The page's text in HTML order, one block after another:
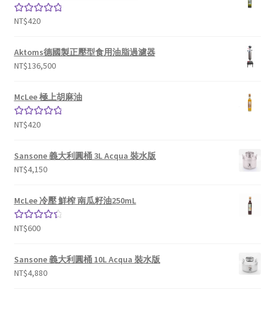
評分5.00
NT$420
Aktoms德國製正壓型食用油脂過濾器
NT$136,500
McLee 極上胡麻油
評分5.00
NT$420
Sansone 義大利圓桶 3L Acqua 裝水版
NT$4,150
McLee 冷壓 鮮榨 南瓜籽油250mL
評分4.50
NT$600
Sansone 義大利圓桶 10L Acqua 裝水版
NT$4,880